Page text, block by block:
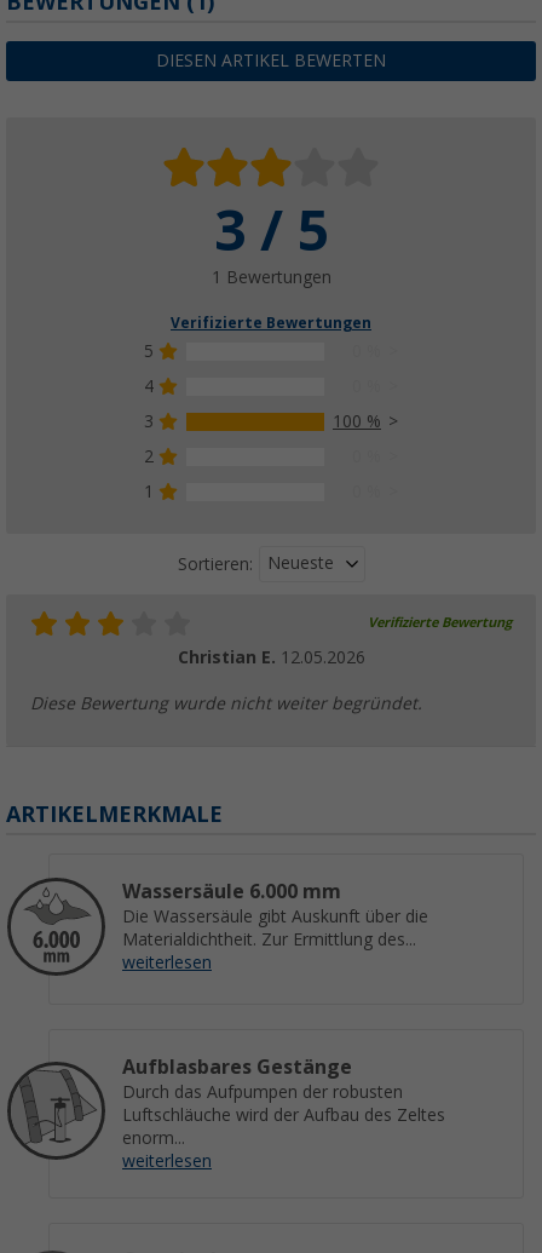
DIESEN ARTIKEL BEWERTEN
3 / 5
1 Bewertungen
Verifizierte Bewertungen
5
4
3
100 %
2
1
Sortieren: Neueste
Verifizierte Bewertung
Christian E. 12.05.2026
Diese Bewertung wurde nicht weiter begründet.
ARTIKELMERKMALE
Wassersäule 6.000 mm
Die Wassersäule gibt Auskunft über die
Materialdichtheit. Zur Ermittlung des...
weiterlesen
Aufblasbares Gestänge
Durch das Aufpumpen der robusten
Luftschläuche wird der Aufbau des Zeltes
enorm...
weiterlesen